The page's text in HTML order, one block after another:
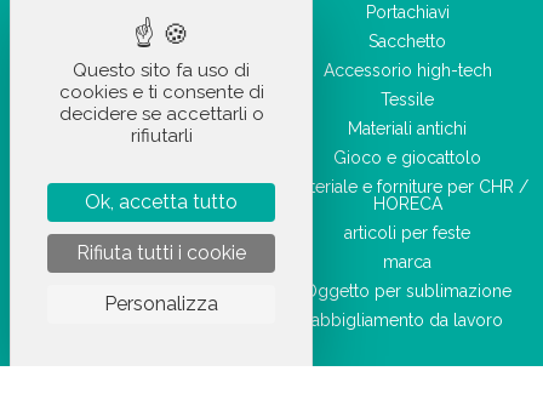
Portachiavi
Sacchetto
Accessorio high-tech
Tessile
Materiali antichi
Gioco e giocattolo
Materiale e forniture per CHR /
HORECA
articoli per feste
marca
Oggetto per sublimazione
abbigliamento da lavoro
Questo sito fa uso di
cookies e ti consente di
decidere se accettarli o
rifiutarli
Ok, accetta tutto
Rifiuta tutti i cookie
Personalizza